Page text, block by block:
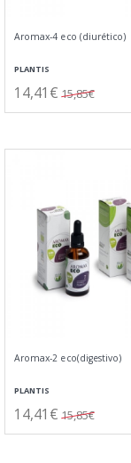
Aromax-4 eco (diurético)
PLANTIS
14,41€ 15,85€
Aromax-2 eco(digestivo)
PLANTIS
14,41€ 15,85€